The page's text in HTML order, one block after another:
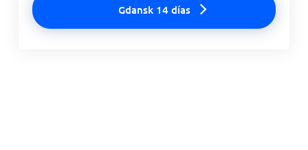
Gdansk 14 días